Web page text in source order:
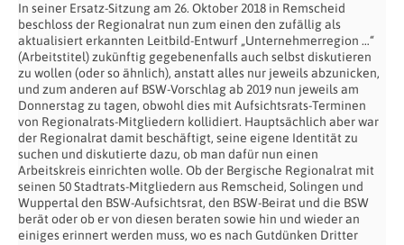
In seiner Ersatz-Sitzung am 26. Oktober 2018 in Remscheid
beschloss der Regionalrat nun zum einen den zufällig als
aktualisiert erkannten Leitbild-Entwurf „Unternehmerregion …“
(Arbeitstitel) zukünftig gegebenenfalls auch selbst diskutieren
zu wollen (oder so ähnlich), anstatt alles nur jeweils abzunicken,
und zum anderen auf BSW-Vorschlag ab 2019 nun jeweils am
Donnerstag zu tagen, obwohl dies mit Aufsichtsrats-Terminen
von Regionalrats-Mitgliedern kollidiert. Hauptsächlich aber war
der Regionalrat damit beschäftigt, seine eigene Identität zu
suchen und diskutierte dazu, ob man dafür nun einen
Arbeitskreis einrichten wolle. Ob der Bergische Regionalrat mit
seinen 50 Stadtrats-Mitgliedern aus Remscheid, Solingen und
Wuppertal den BSW-Aufsichtsrat, den BSW-Beirat und die BSW
berät oder ob er von diesen beraten sowie hin und wieder an
einiges erinnert werden muss, wo es nach Gutdünken Dritter